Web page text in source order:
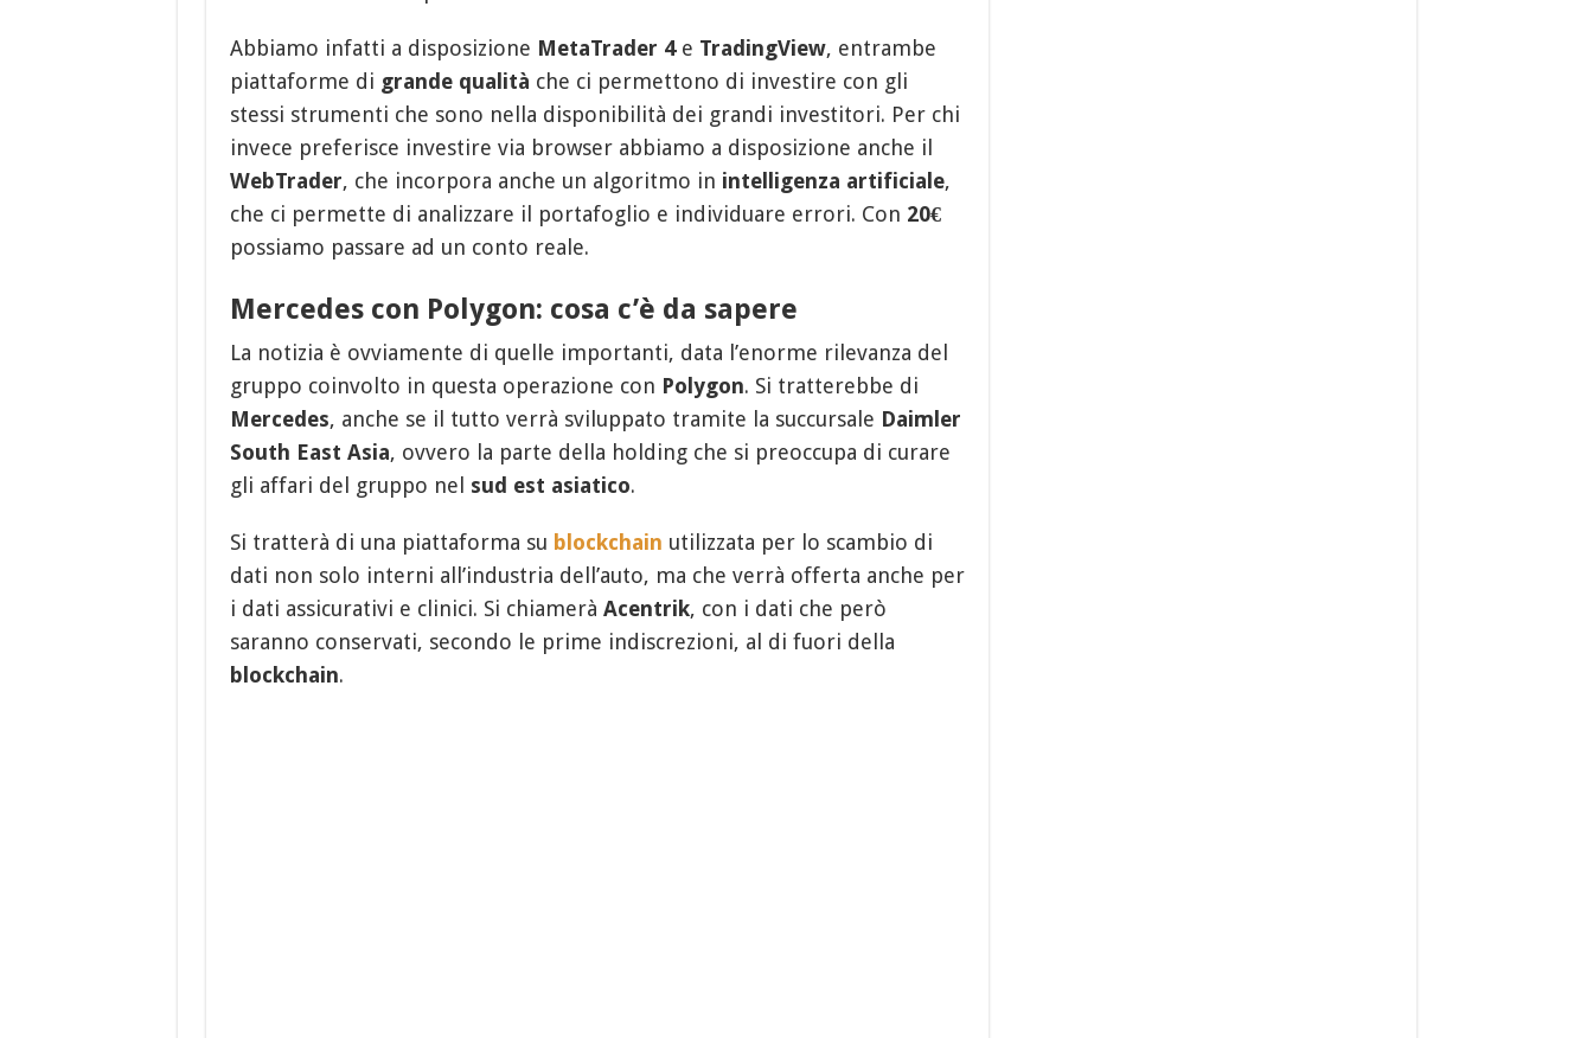
Abbiamo infatti a disposizione MetaTrader 4e TradingView, entrambe
piattaforme di grande qualità che ci permettono di investire con gli
stessi strumenti che sono nella disponibilità dei grandi investitori. Per chi
invece preferisce investire via browser abbiamo a disposizione anche il
WebTrader, che incorpora anche un algoritmo in intelligenza artificiale,
che ci permette di analizzare il portafoglio e individuare errori. Con 20€
possiamo passare ad un conto reale.
Mercedes con Polygon: cosa c’è da sapere
La notizia è ovviamente di quelle importanti, data l’enorme rilevanza del
gruppo coinvolto in questa operazione con Polygon. Si tratterebbe di
Mercedes, anche se il tutto verrà sviluppato tramite la succursale Daimler
South East Asia, ovvero la parte della holding che si preoccupa di curare
gli affari del gruppo nel sud est asiatico.
Si tratterà di una piattaforma su blockchain utilizzata per lo scambio di
dati non solo interni all’industria dell’auto, ma che verrà offerta anche per
i dati assicurativi e clinici. Si chiamerà Acentrik, con i dati che però
saranno conservati, secondo le prime indiscrezioni, al di fuori della
blockchain.